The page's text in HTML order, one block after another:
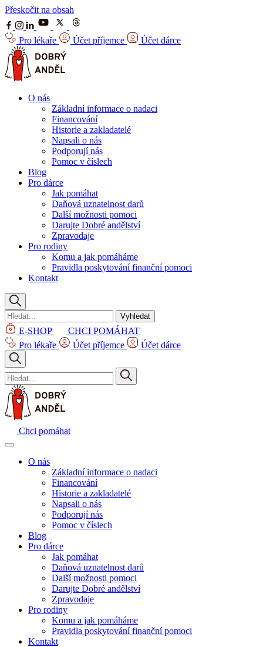
Přeskočit na obsah
Pro lékaře Účet příjemce Účet dárce
O nás
Základní informace o nadaci
Financování
Historie a zakladatelé
Napsali o nás
Podporují nás
Pomoc v číslech
Blog
Pro dárce
Jak pomáhat
Daňová uznatelnost darů
Další možnosti pomoci
Darujte Dobré andělství
Zpravodaje
Pro rodiny
Komu a jak pomáháme
Pravidla poskytování finanční pomoci
Kontakt
Vyhledat
E-SHOP
CHCI POMÁHAT
Pro lékaře
Účet příjemce Účet dárce
Chci pomáhat
O nás
Základní informace o nadaci
Financování
Historie a zakladatelé
Napsali o nás
Podporují nás
Pomoc v číslech
Blog
Pro dárce
Jak pomáhat
Daňová uznatelnost darů
Další možnosti pomoci
Darujte Dobré andělství
Zpravodaje
Pro rodiny
Komu a jak pomáháme
Pravidla poskytování finanční pomoci
Kontakt